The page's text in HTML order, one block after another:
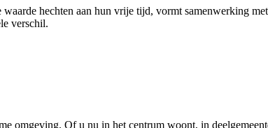
waarde hechten aan hun vrije tijd, vormt samenwerking
verschil.
omgeving. Of u nu in het centrum woont, in